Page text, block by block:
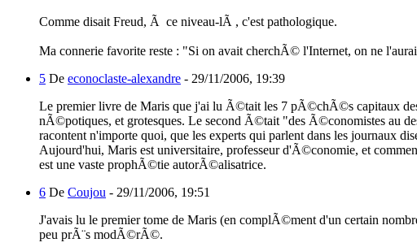
Comme disait Freud, Ã ce niveau-lÃ , c'est pathologique.
Ma connerie favorite reste : "Si on avait cherchÃ© l'Internet, on ne
5 De econoclaste-alexandre - 29/11/2006, 19:39
Le premier livre de Maris que j'ai lu Ã©tait les 7 pÃ©chÃ©s capitaux
nÃ©potiques, et grotesques. Le second Ã©tait "des Ã©conomistes au
racontent n'importe quoi, que les experts qui parlent dans les journaux
Aujourd'hui, Maris est universitaire, professeur d'Ã©conomie, et
est une vaste prophÃ©tie autorÃ©alisatrice.
6 De Coujou - 29/11/2006, 19:51
J'avais lu le premier tome de Maris (en complÃ©ment d'un certain
peu prÃ¨s modÃ©rÃ©.